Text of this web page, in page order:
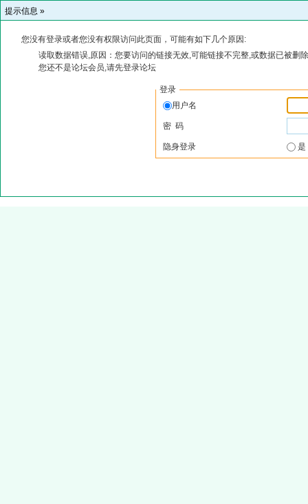
提示信息 »
您没有登录或者您没有权限访问此页面，可能有如下几个原因:
读取数据错误,原因：您要访问的链接无效,可能链接不完整,或数据已被删
您还不是论坛会员,请先登录论坛
登录
用户名
密 码
隐身登录